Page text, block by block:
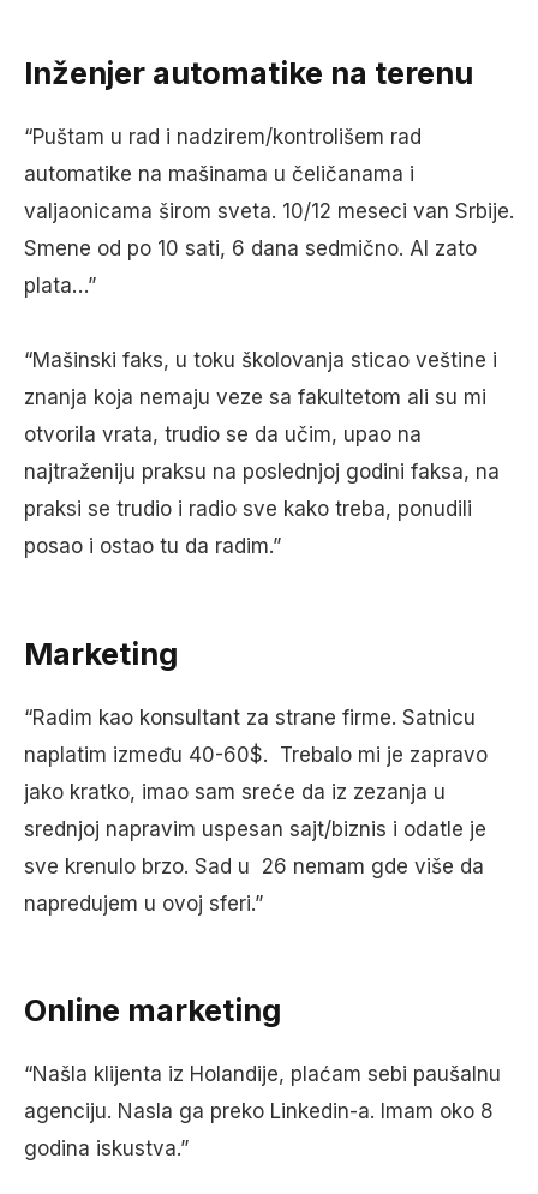
Inženjer automatike na terenu
“Puštam u rad i nadzirem/kontrolišem rad
automatike na mašinama u čeličanama i
valjaonicama širom sveta. 10/12 meseci van Srbije.
Smene od po 10 sati, 6 dana sedmično. Al zato
plata…”
“Mašinski faks, u toku školovanja sticao veštine i
znanja koja nemaju veze sa fakultetom ali su mi
otvorila vrata, trudio se da učim, upao na
najtraženiju praksu na poslednjoj godini faksa, na
praksi se trudio i radio sve kako treba, ponudili
posao i ostao tu da radim.”
Marketing
“Radim kao konsultant za strane firme. Satnicu
naplatim između 40-60$. Trebalo mi je zapravo
jako kratko, imao sam sreće da iz zezanja u
srednjoj napravim uspesan sajt/biznis i odatle je
sve krenulo brzo. Sad u 26 nemam gde više da
napredujem u ovoj sferi.”
Online marketing
“Našla klijenta iz Holandije, plaćam sebi paušalnu
agenciju. Nasla ga preko Linkedin-a. Imam oko 8
godina iskustva.”